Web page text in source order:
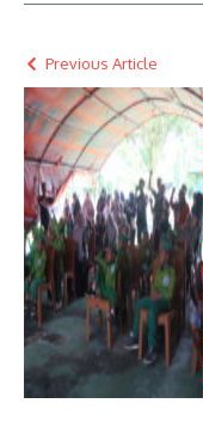
Previous Article